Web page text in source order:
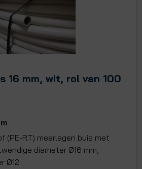
16 mm, wit, rol van 100
(PE-RT) meerlagen buis met
diameter Ø16 mm,
Ø12